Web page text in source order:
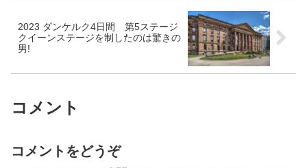
2023 ダンケルク4日間 第5ステージ
クイーンステージを制したのは驚きの
男!
コメント
コメントをどうぞ